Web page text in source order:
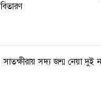
বিতারণ
সাতক্ষীরায় সদ্য জন্ম নেয়া দুই